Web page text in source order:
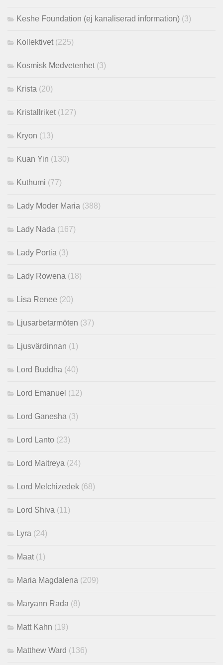
Keshe Foundation (ej kanaliserad information) (3)
Kollektivet (225)
Kosmisk Medvetenhet (3)
Krista (20)
Kristallriket (127)
Kryon (13)
Kuan Yin (130)
Kuthumi (77)
Lady Moder Maria (388)
Lady Nada (167)
Lady Portia (3)
Lady Rowena (18)
Lisa Renee (20)
Ljusarbetarmöten (37)
Ljusvärdinnan (1)
Lord Buddha (40)
Lord Emanuel (12)
Lord Ganesha (3)
Lord Lanto (23)
Lord Maitreya (24)
Lord Melchizedek (68)
Lord Shiva (11)
Lyra (24)
Maat (1)
Maria Magdalena (209)
Maryann Rada (8)
Matt Kahn (19)
Matthew Ward (136)